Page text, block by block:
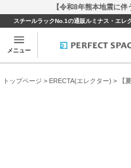
【令和8年熊本地震に伴
スチールラックNo.1の通販ルミナス・エレ
メニュー
トップページ > ERECTA(エレクター) > 【